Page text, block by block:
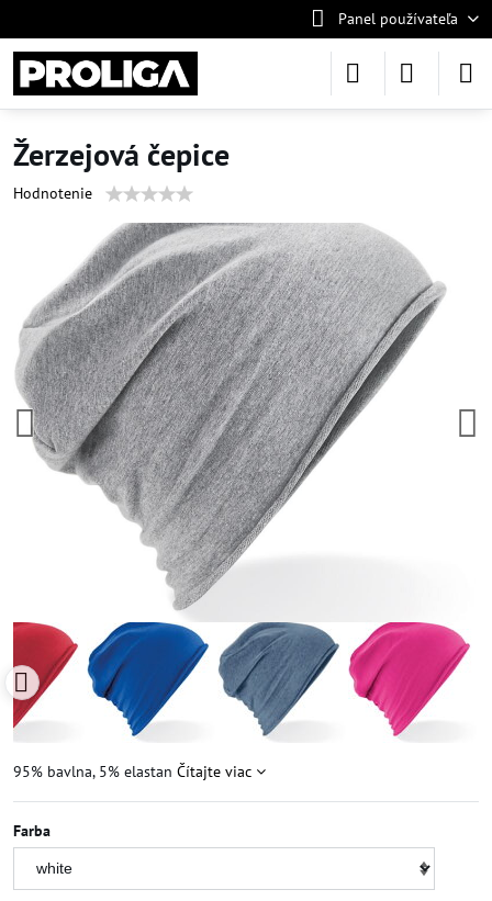
Panel používateľa
Žerzejová čepice
Hodnotenie
95% bavlna, 5% elastan Čítajte viac
Farba